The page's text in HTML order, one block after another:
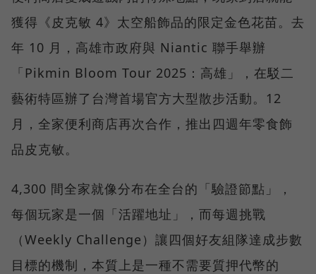
獲得《皮克敏 4》太空船飾品的限定金色花苗。去
年 10 月，高雄市政府與 Niantic 聯手舉辦
「Pikmin Bloom Tour 2025：高雄」，在駁二
藝術特區辦了台灣首場官方大型散步活動。12
月，全家便利商店再次合作，推出四週年零食飾
品皮克敏。
4,300 間全家就像分布在全台的「驗證節點」，
每個玩家是一個「活躍地址」，而每週挑戰
（Weekly Challenge）讓四個好友組隊達成步數
目標的機制，本質上是一種不需要質押代幣的